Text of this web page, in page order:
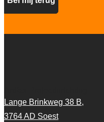
Lange Brinkweg 38 B,
3764 AD Soest